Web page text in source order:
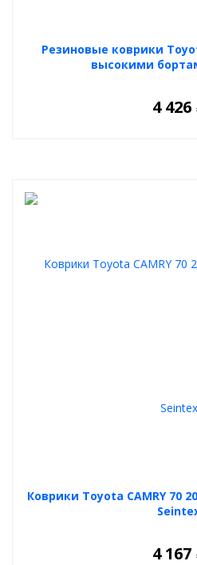
Резиновые коврики
высокими
4 426
Коврики Toyota CAMRY 70
4 167